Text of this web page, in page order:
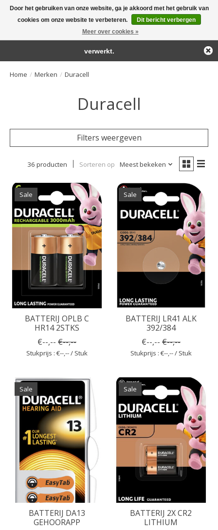
Large selection of products and fast shipping!
Home / Merken / Duracell
Duracell
Filters weergeven
36 producten Sorteren op Meest bekeken
Sale
BATTERIJ OPLB C
HR14 2STKS
€--,-- €--,--
Stukprijs : €--,-- / Stuk
Sale
BATTERIJ LR41 ALK
392/384
€--,-- €--,--
Stukprijs : €--,-- / Stuk
Sale
BATTERIJ DA13
GEHOORAPP
Sale
BATTERIJ 2X CR2
LITHIUM
Door het gebruiken van onze website, ga je akkoord met het gebruik van
cookies om onze website te verbeteren.
Dit bericht verbergen
Meer over cookies »
← Keer terug naar de backofficeDeze winkel is in aanbouw.
Eventueel geplaatste orders zullen niet worden gehonoreerd of
verwerkt.